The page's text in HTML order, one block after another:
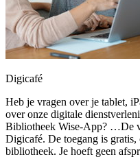
Digicafé
Heb je vragen over je tablet,
over onze digitale
Bibliotheek Wise-App? …De
Digicafé. De toegang is
bibliotheek. Je hoeft geen